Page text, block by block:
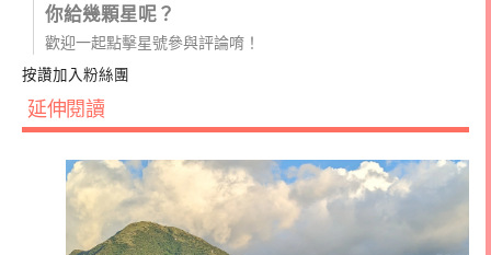
你給幾顆星呢？
歡迎一起點擊星號參與評論唷！
按讚加入粉絲團
延伸閱讀